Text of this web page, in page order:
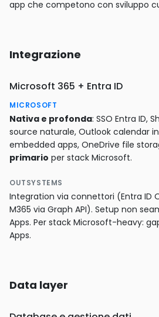
app che competono con sviluppo
Integrazione
Microsoft 365 + Entra ID
MICROSOFT
Nativa e profonda: SSO Entra ID,
source naturale, Outlook calendar
embedded apps, OneDrive file
primario per stack Microsoft.
OUTSYSTEMS
Integration via connettori (Entra ID
M365 via Graph API). Setup non
Apps. Per stack Microsoft-heavy:
Apps.
Data layer